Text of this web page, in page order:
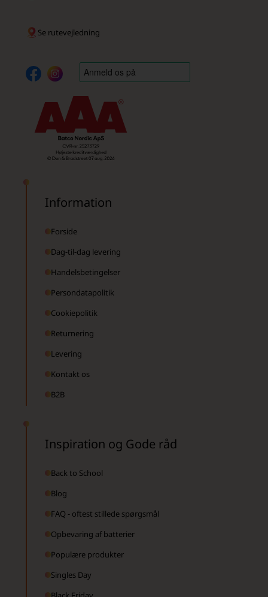
Se rutevejledning
Information
Forside
Dag-til-dag levering
Handelsbetingelser
Persondatapolitik
Cookiepolitik
Returnering
Levering
Kontakt os
B2B
Inspiration og Gode råd
Back to School
Blog
FAQ - oftest stillede spørgsmål
Opbevaring af batterier
Populære produkter
Singles Day